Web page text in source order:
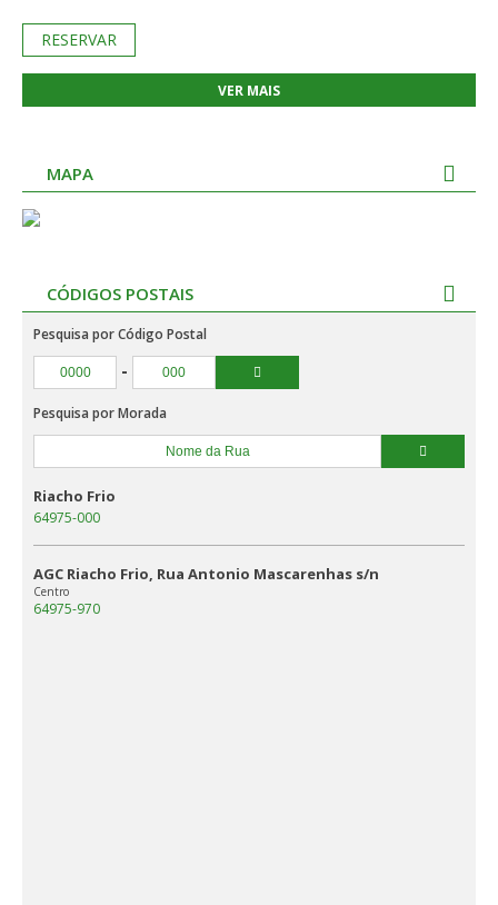
RESERVAR
VER MAIS
MAPA
CÓDIGOS POSTAIS
Pesquisa por Código Postal
-
Pesquisa por Morada
Riacho Frio
64975-000
AGC Riacho Frio, Rua Antonio Mascarenhas s/n
Centro
64975-970